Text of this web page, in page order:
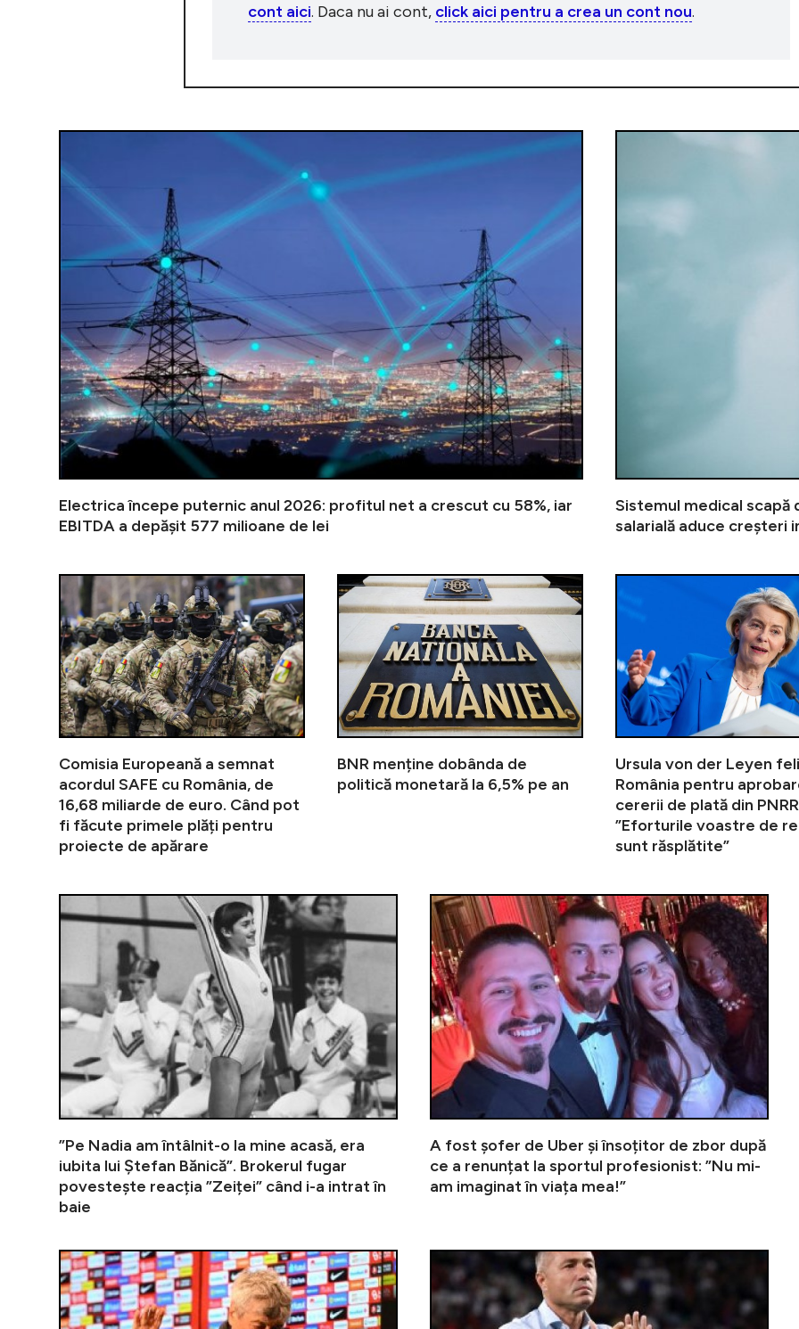
cont aici. Daca nu ai cont, click aici pentru a crea un cont nou.
Electrica începe puternic anul 2026: profitul net a crescut cu 58%, iar
EBITDA a depășit 577 milioane de lei
Sistemul medical scapă
salarială aduce creșteri
Comisia Europeană a semnat
acordul SAFE cu România, de
16,68 miliarde de euro. Când pot
fi făcute primele plăți pentru
proiecte de apărare
Comisia Europeană a semnat
BNR menține dobânda de
politică monetară la 6,5% pe an
Ursula von der Leyen
România pentru
cererii de plată din
”Eforturile voastre de
sunt răsplătite”
”Pe Nadia am întâlnit-o la mine acasă, era
iubita lui Ștefan Bănică”. Brokerul fugar
povestește reacția ”Zeiței” când i-a intrat în
baie
”Pe
A fost șofer de Uber și însoțitor de zbor după
ce a renunțat la sportul profesionist: ”Nu mi-
am imaginat în viața mea!”
”Ce